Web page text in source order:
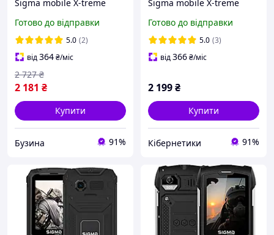
Sigma mobile X-treme
Sim (4827798122419)
Готово до відправки
5.0 (2)
від364₴/міс
2 181 ₴
2 727 ₴
Купити
Бузина 91%
Sigma mobile X-treme
Black
Готово до відправки
5.0 (3)
від366₴/міс
2 199₴
Купити
Кібернетики 91%